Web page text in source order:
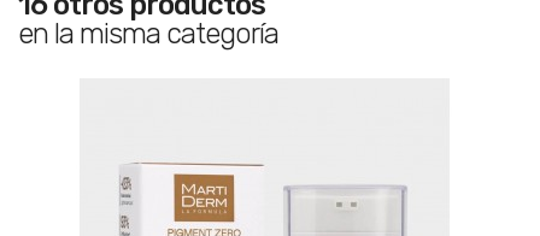
en la misma categoría